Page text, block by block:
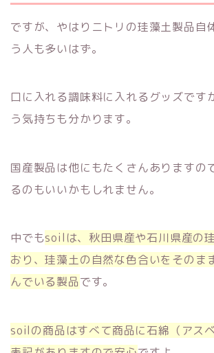
ですが、やはりニトリの珪藻土製品自
う人も多いはず。
口に入れる調味料に入れるグッズです
う気持ちも分かります。
国産製品は他にもたくさんありますの
るのもいいかもしれません。
中でもsoilは、秋田県産や石川県産の
おり、珪藻土の自然な色合いをそのま
んでいる製品です。
soilの商品はすべて商品に石綿（アス